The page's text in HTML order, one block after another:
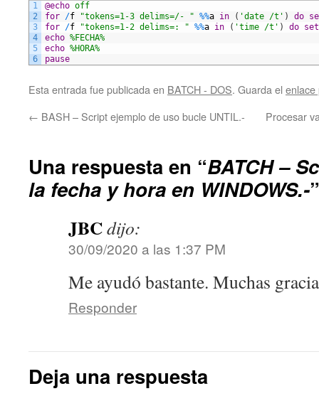
1
2
3
4
5
6
@echo off
for /f "tokens=1-3 delims=/- " %%a in ( 'date /t' ) do
for /f "tokens=1-2 delims=: " %%a in ( 'time /t' ) do set
echo %FECHA%
echo %HORA%
pause
Esta entrada fue publicada en BATCH - DOS. Guarda el enlace
← BASH – Script ejemplo de uso bucle UNTIL.- Procesar
Una respuesta en “BATCH –
la fecha y hora en WINDOWS.-”
JBCdijo:
30/09/2020 a las 1:37 PM
Me ayudó bastante. Muchas
Responder
Deja una respuesta